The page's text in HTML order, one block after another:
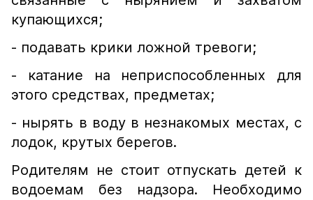
купающихся;
- подавать крики ложной тревоги;
- катание на неприспособленных для
этого средствах, предметах;
- нырять в воду в незнакомых местах, с
лодок, крутых берегов.
Родителям не стоит отпускать детей к
водоемам без надзора. Необходимо